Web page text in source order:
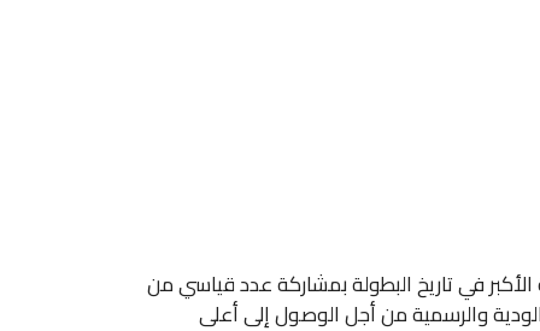
المغرب وفرنسا اليوم في بطولة كأس العالم 2026، التي تعد النسخة الأكبر في تاريخ البطولة بمشاركة عدد قياسي من
والرسمية من أجل الوصول إلى أعلى